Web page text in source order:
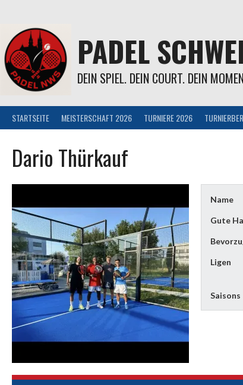
Inhalt
PADEL
DEIN SPIEL. DEIN COURT. DEIN
STARTSEITE MEISTERSCHAFT 2026 TURNIERE 2026
Dario Thürkauf
Name
Gute
Ligen
Saisons